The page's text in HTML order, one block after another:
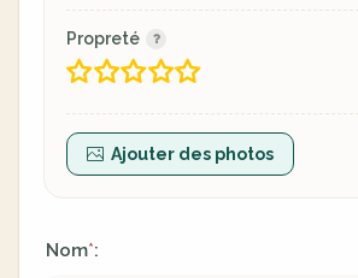
Propreté
Ajouter des photos
Nom*: